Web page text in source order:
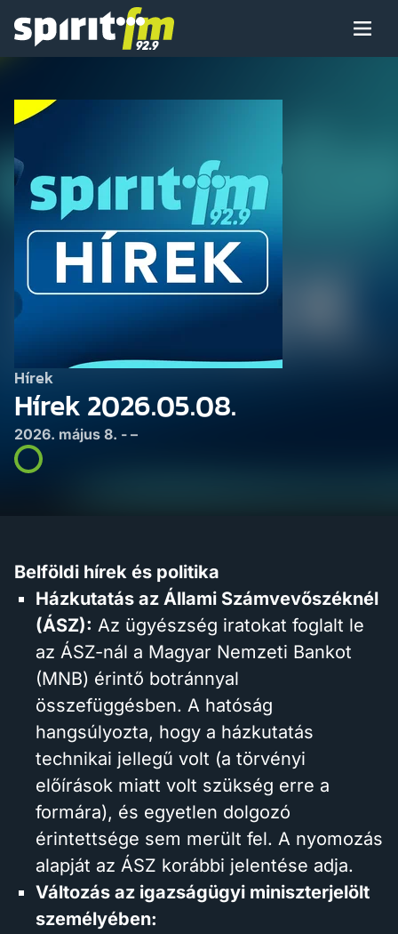
Spirit
Menü
Arcaink
Műsor
Hírek
Hírek
Hírek 2026.05.08.
2026. május 8. - –
Belföldi hírek és politika
Házkutatás az Állami Számvevőszéknél
(ÁSZ): Az ügyészség iratokat foglalt le
az ÁSZ-nál a Magyar Nemzeti Bankot
(MNB) érintő botránnyal
összefüggésben. A hatóság
hangsúlyozta, hogy a házkutatás
technikai jellegű volt (a törvényi
előírások miatt volt szükség erre a
formára), és egyetlen dolgozó
érintettsége sem merült fel. A nyomozás
alapját az ÁSZ korábbi jelentése adja.
Változás az igazságügyi miniszterjelölt
személyében: